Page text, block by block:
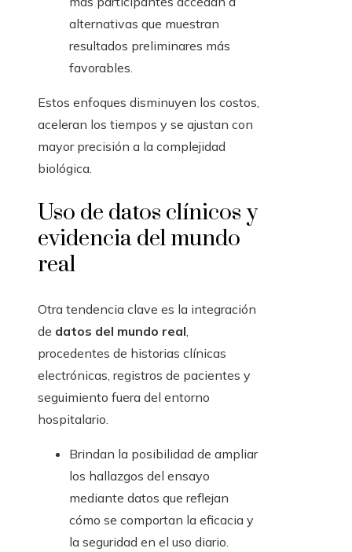
alternativas que muestran
resultados preliminares más
favorables.
Estos enfoques disminuyen los costos,
aceleran los tiempos y se ajustan con
mayor precisión a la complejidad
biológica.
Uso de datos clínicos y
evidencia del mundo
real
Otra tendencia clave es la integración
de datos del mundo real,
procedentes de historias clínicas
electrónicas, registros de pacientes y
seguimiento fuera del entorno
hospitalario.
Brindan la posibilidad de ampliar
los hallazgos del ensayo
mediante datos que reflejan
cómo se comportan la eficacia y
la seguridad en el uso diario.